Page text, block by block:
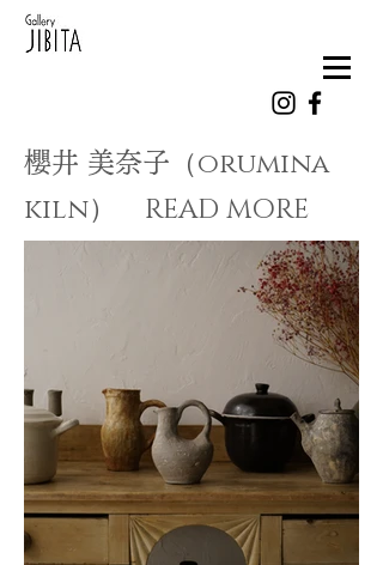
​櫻井 美奈子
（orumina
kiln） READ MORE